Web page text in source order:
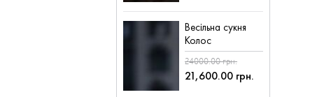
Весільна сукня
Колос
24000.00 грн.
21,600.00 грн.